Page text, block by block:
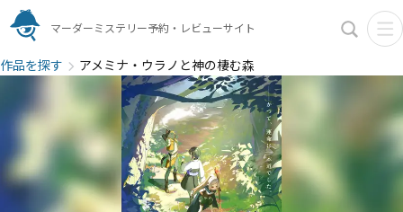
マーダーミステリー予約・レビューサイト
作品を探す アメミナ・ウラノと神の棲む森